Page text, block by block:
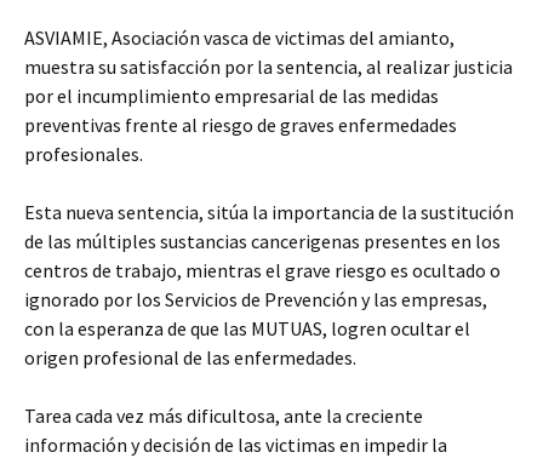
ASVIAMIE, Asociación vasca de victimas del amianto,
muestra su satisfacción por la sentencia, al realizar justicia
por el incumplimiento empresarial de las medidas
preventivas frente al riesgo de graves enfermedades
profesionales.
Esta nueva sentencia, sitúa la importancia de la sustitución
de las múltiples sustancias cancerigenas presentes en los
centros de trabajo, mientras el grave riesgo es ocultado o
ignorado por los Servicios de Prevención y las empresas,
con la esperanza de que las MUTUAS, logren ocultar el
origen profesional de las enfermedades.
Tarea cada vez más dificultosa, ante la creciente
información y decisión de las victimas en impedir la